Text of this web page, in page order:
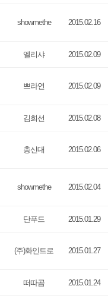
showmethe 2015.02.16
엘리샤 2015.02.09
쁘라연 2015.02.09
김희선 2015.02.08
총신대 2015.02.06
showmethe 2015.02.04
단푸드 2015.01.29
(주)화인트로 2015.01.27
떠따곰 2015.01.24